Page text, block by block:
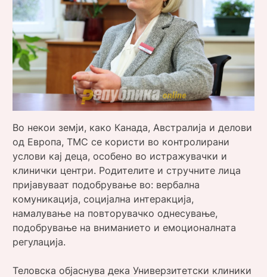
Во некои земји, како Канада, Австралија и делови
од Европа, ТМС се користи во контролирани
услови кај деца, особено во истражувачки и
клинички центри. Родителите и стручните лица
пријавуваат подобрување во: вербална
комуникација, социјална интеракција,
намалување на повторувачко однесување,
подобрување на вниманието и емоционалната
регулација.
Теловска објаснува дека Универзитетски клиники